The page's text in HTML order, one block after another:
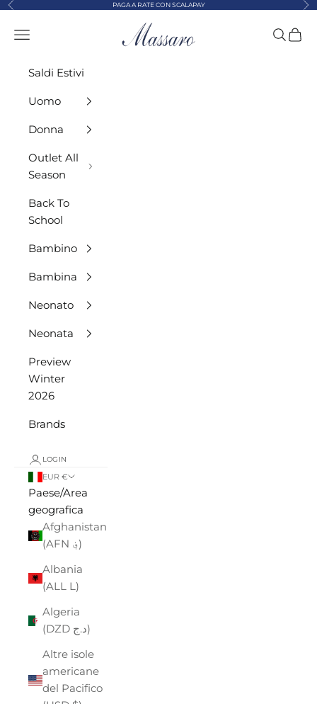
Vai al contenuto
Precedente PAGA A RATE CON SCALAPAY
MASSARO ABBIGLIAMENTO
Menù Cerca
Saldi Estivi
Uomo
Donna
Outlet All
Season
Back To
School
Bambino
Bambina
Neonato
Neonata
Preview
Winter
2026
Brands
LOGIN
EUR €
Paese/Area
geografica
Afghanistan
(AFN ؋)
Albania
(ALL L)
Algeria
(DZD د.ج)
Altre isole
americane
del Pacifico